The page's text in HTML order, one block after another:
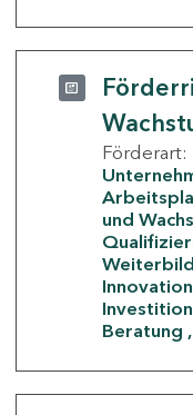
Förderart:
und
Beratung